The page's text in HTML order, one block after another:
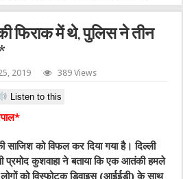
फिराक में थे, पुलिस ने तीन
2019 389 Views
Listen to this
को विफल कर दिया गया है। दिल्ली
कुशवाहा ने बताया कि एक आतंकी हमले